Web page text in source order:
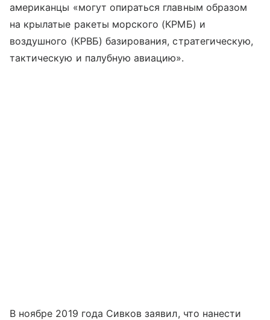
американцы «могут опираться главным образом
на крылатые ракеты морского (КРМБ) и
воздушного (КРВБ) базирования, стратегическую,
тактическую и палубную авиацию».
В ноябре 2019 года Сивков заявил, что нанести